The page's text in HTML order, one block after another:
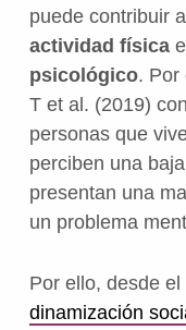
puede contribuir
actividad física
psicológico. Por
T et al. (2019)
personas que
perciben una baja
presentan una
un problema
Por ello, desde el
dinamización